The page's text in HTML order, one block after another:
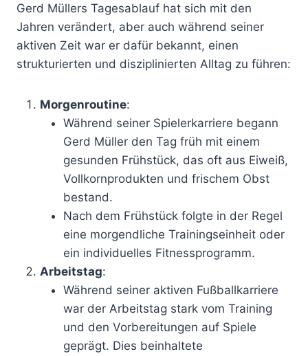
Gerd Müllers Tagesablauf hat sich mit den
Jahren verändert, aber auch während seiner
aktiven Zeit war er dafür bekannt, einen
strukturierten und disziplinierten Alltag zu führen:
Morgenroutine:
Während seiner Spielerkarriere begann
Gerd Müller den Tag früh mit einem
gesunden Frühstück, das oft aus Eiweiß,
Vollkornprodukten und frischem Obst
bestand.
Nach dem Frühstück folgte in der Regel
eine morgendliche Trainingseinheit oder
ein individuelles Fitnessprogramm.
Arbeitstag:
Während seiner aktiven Fußballkarriere
war der Arbeitstag stark vom Training
und den Vorbereitungen auf Spiele
geprägt. Dies beinhaltete